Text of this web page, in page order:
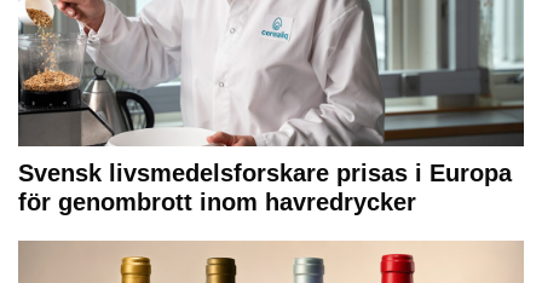
Svensk livsmedelsforskare prisas i Europa
för genombrott inom havredrycker